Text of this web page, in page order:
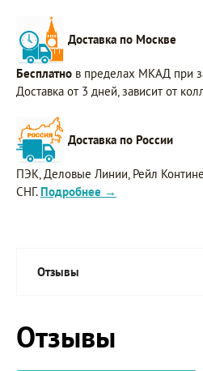
Доставка по Москве
Бесплатно в пределах МКАД при
Доставка от 3 дней, зависит от
Доставка по России
ПЭК, Деловые Линии, Рейл
СНГ. Подробнее →
Отзывы
Отзывы